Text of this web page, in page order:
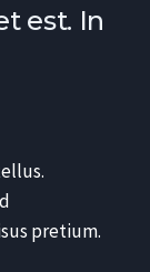
est. In
pretium.